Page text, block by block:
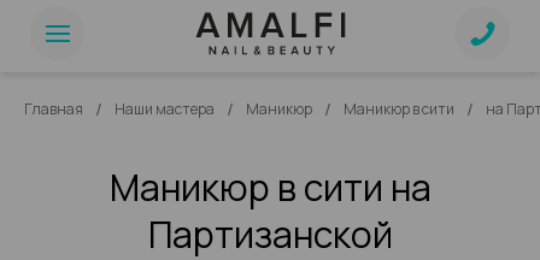
Главная / Наши мастера / Маникюр / Маникюр в сити / на
Маникюр в сити на
Партизанской